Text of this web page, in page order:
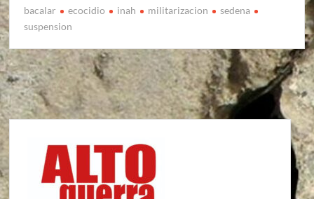
bacalar ecocidio inah militarizacion
sedena
suspension